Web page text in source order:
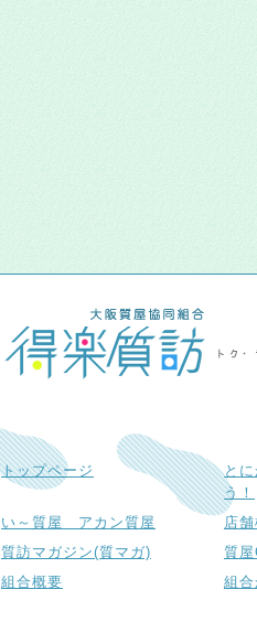
トップページ
と
う！
い～質屋 アカン質屋
店
質訪マガジン(質マガ)
質
組合概要
組